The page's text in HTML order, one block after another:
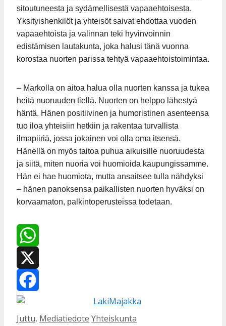
sitoutuneesta ja sydämellisestä vapaaehtoisesta.
Yksityishenkilöt ja yhteisöt saivat ehdottaa vuoden
vapaaehtoista ja valinnan teki hyvinvoinnin
edistämisen lautakunta, joka halusi tänä vuonna
korostaa nuorten parissa tehtyä vapaaehtoistoimintaa.
– Markolla on aitoa halua olla nuorten kanssa ja tukea
heitä nuoruuden tiellä. Nuorten on helppo lähestyä
häntä. Hänen positiivinen ja humoristinen asenteensa
tuo iloa yhteisiin hetkiin ja rakentaa turvallista
ilmapiiriä, jossa jokainen voi olla oma itsensä.
Hänellä on myös taitoa puhua aikuisille nuoruudesta
ja siitä, miten nuoria voi huomioida kaupungissamme.
Hän ei hae huomiota, mutta ansaitsee tulla nähdyksi
– hänen panoksensa paikallisten nuorten hyväksi on
korvaamaton, palkintoperusteissa todetaan.
WhatsApp
X
Facebook
Kategoriat
Juttu, Mediatiedote Avainsanat
Yhteiskunta